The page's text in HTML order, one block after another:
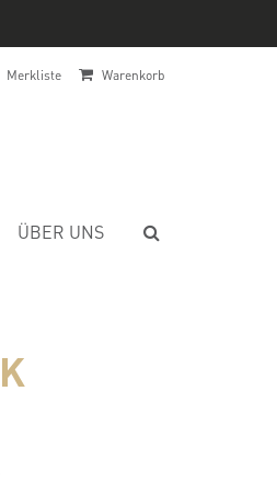
Merkliste Warenkorb
ÜBER UNS